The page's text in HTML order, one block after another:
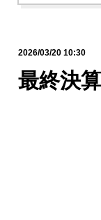
2026/03/20 10:30
最終決